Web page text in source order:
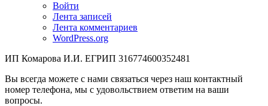
Войти
Лента записей
Лента комментариев
WordPress.org
ИП Комарова И.И. ЕГРИП 316774600352481
Вы всегда можете с нами связаться через наш контактный
номер телефона, мы с удовольствием ответим на ваши
вопросы.